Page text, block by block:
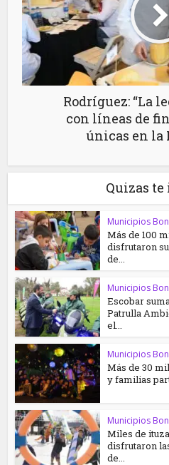
Rodríguez: “La
con líneas de
únicas en la
Quizas
Municipios
Más de 100
disfrutaron
de...
Municipios
Escobar
Patrulla
el...
Municipios
Más de 30
y familias
Municipios
Miles de
disfrutaron
de...